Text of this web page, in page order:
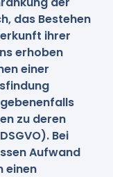
das Bestehen
ihrer
erhoben
einer
zu deren
Bei
Aufwand
einen